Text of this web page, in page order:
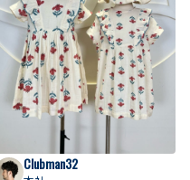
Clubman32